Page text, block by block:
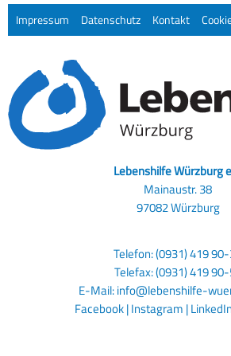
Impressum Datenschutz Kontakt
Lebenshilfe Würzburg
Mainaustr. 38
97082 Würzburg
Telefon: (0931) 419
Telefax: (0931) 419
E-Mail:info@lebenshilfe-
Facebook|Instagram |LinkedIn